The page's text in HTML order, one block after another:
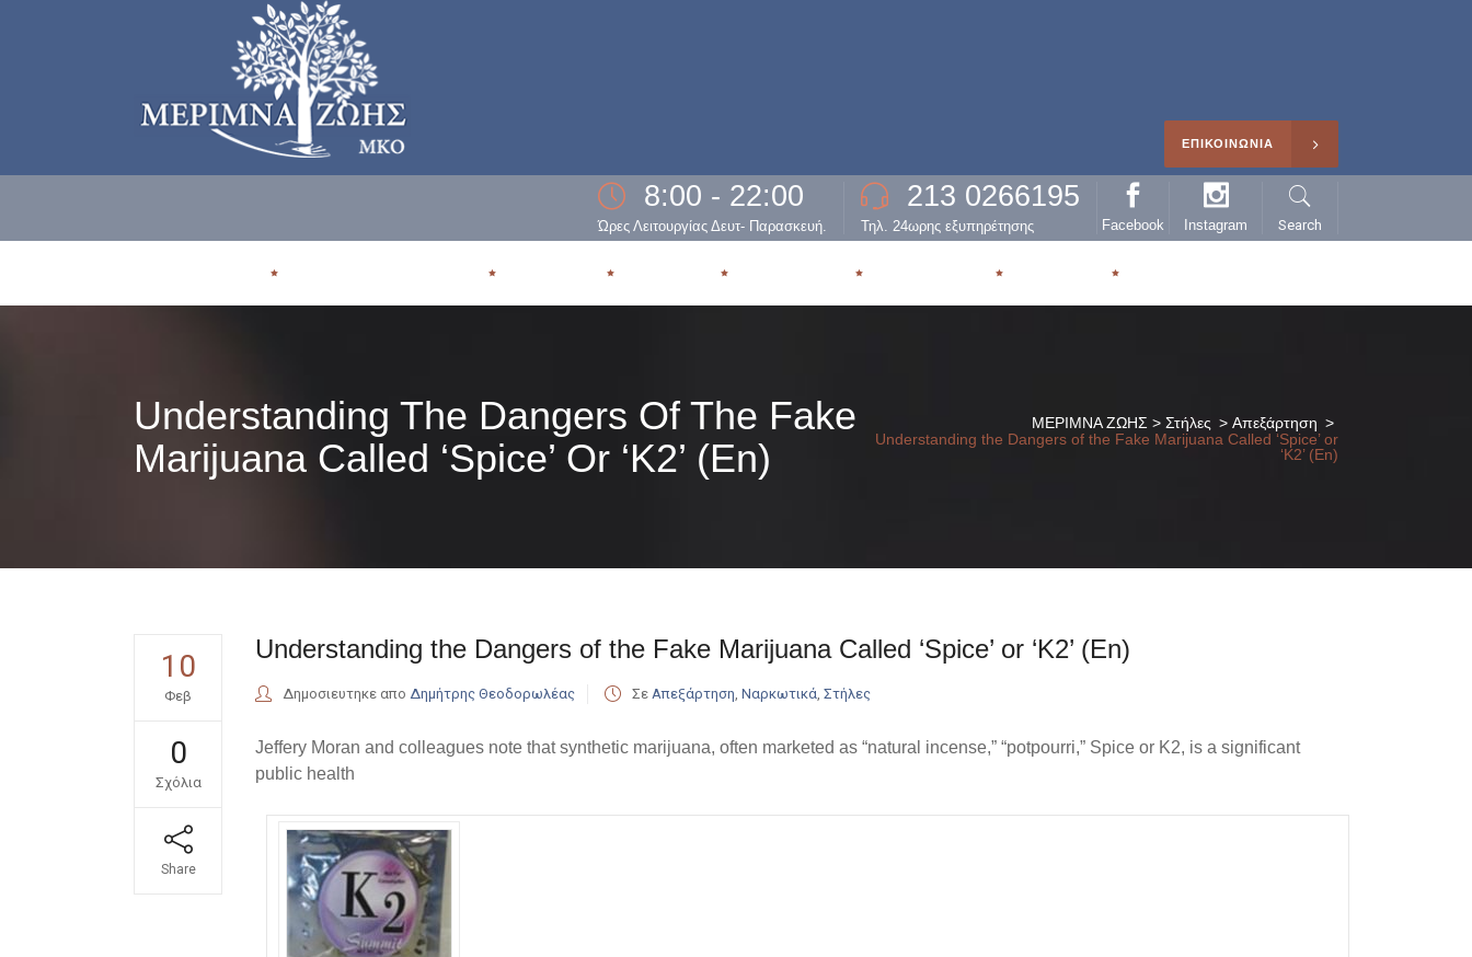
8:00 - 22:00
Ώρες Λειτουργίας Δευτ- Παρασκευή.
213 0266195
Τηλ. 24ωρης εξυπηρέτησης Facebook Instagram Search
ΕΠΙΚΟΙΝΩΝΙΑ
Understanding The Dangers Of The Fake
Marijuana Called ‘Spice’ Or ‘K2’ (En)
ΜΕΡΙΜΝΑ ΖΩΗΣ > Στήλες > Απεξάρτηση >
Understanding the Dangers of the Fake Marijuana Called ‘Spice’ or
‘K2’ (En)
10
Φεβ
0
Σχόλια
Share
Understanding the Dangers of the Fake Marijuana Called ‘Spice’ or ‘K2’ (En)
Δημοσιευτηκε απο Δημήτρης Θεοδορωλέας Σε Απεξάρτηση, Ναρκωτικά, Στήλες
Jeffery Moran and colleagues note that synthetic marijuana, often marketed as “natural incense,” “potpourri,” Spice or K2, is a significant
public health